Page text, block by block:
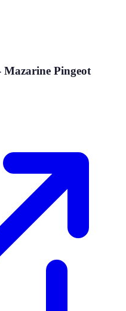
Mazarine Pingeot